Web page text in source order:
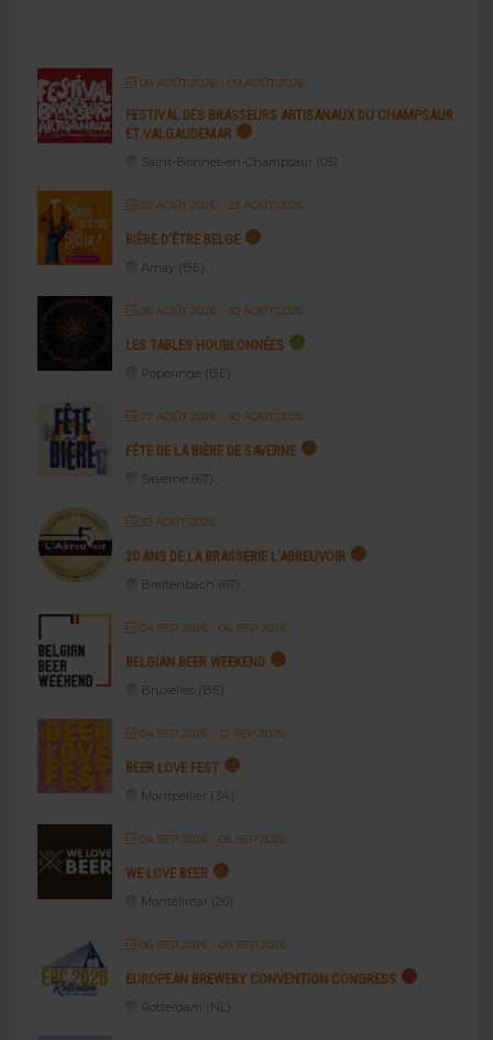
08 AOÛT 2026- 09 AOÛT 2026
FESTIVAL DES BRASSEURS ARTISANAUX DU CHAMPSAUR
ET VALGAUDEMAR
Saint-Bonnet-en-Champsaur (05)
22 AOÛT 2026- 23 AOÛT 2026
BIÈRE D’ÊTRE BELGE
Amay (BE)
26 AOÛT 2026- 30 AOÛT 2026
LES TABLES HOUBLONNÉES
Poperinge (BE)
27 AOÛT 2026- 30 AOÛT 2026
FÊTE DE LA BIÈRE DE SAVERNE
Saverne (67)
30 AOÛT 2026
20 ANS DE LA BRASSERIE L’ABREUVOIR
Breitenbach (67)
04 SEP 2026- 06 SEP 2026
BELGIAN BEER WEEKEND
Bruxelles (BE)
04 SEP 2026- 12 SEP 2026
BEER LOVE FEST
Montpellier (34)
04 SEP 2026- 05 SEP 2026
WE LOVE BEER
Montélimar (26)
06 SEP 2026- 09 SEP 2026
EUROPEAN BREWERY CONVENTION CONGRESS
Rotterdam (NL)